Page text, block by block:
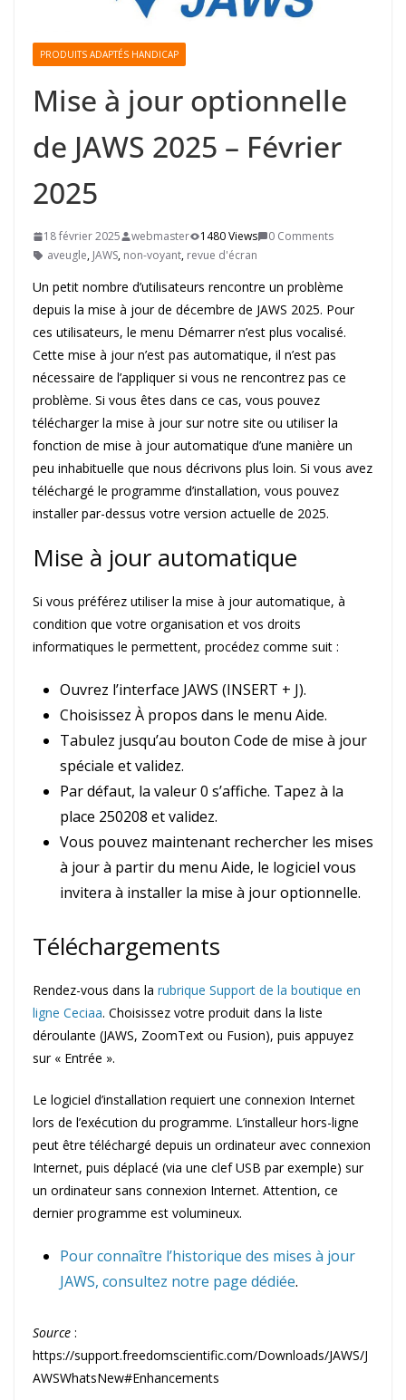
PRODUITS ADAPTÉS HANDICAP
Mise à jour optionnelle
de JAWS 2025 – Février
2025
18 février 2025 webmaster 1480 Views
0 Comments
aveugle, JAWS, non-voyant, revue d'écran
Un petit nombre d’utilisateurs rencontre un problème
depuis la mise à jour de décembre de JAWS 2025. Pour
ces utilisateurs, le menu Démarrer n’est plus vocalisé.
Cette mise à jour n’est pas automatique, il n’est pas
nécessaire de l’appliquer si vous ne rencontrez pas ce
problème. Si vous êtes dans ce cas, vous pouvez
télécharger la mise à jour sur notre site ou utiliser la
fonction de mise à jour automatique d’une manière un
peu inhabituelle que nous décrivons plus loin. Si vous avez
téléchargé le programme d’installation, vous pouvez
installer par-dessus votre version actuelle de 2025.
Mise à jour automatique
Si vous préférez utiliser la mise à jour automatique, à
condition que votre organisation et vos droits
informatiques le permettent, procédez comme suit :
Ouvrez l’interface JAWS (INSERT + J).
Choisissez À propos dans le menu Aide.
Tabulez jusqu’au bouton Code de mise à jour
spéciale et validez.
Par défaut, la valeur 0 s’affiche. Tapez à la
place 250208 et validez.
Vous pouvez maintenant rechercher les mises
à jour à partir du menu Aide, le logiciel vous
invitera à installer la mise à jour optionnelle.
Téléchargements
Rendez-vous dans la rubrique Support de la boutique en
ligne Ceciaa. Choisissez votre produit dans la liste
déroulante (JAWS, ZoomText ou Fusion), puis appuyez
sur « Entrée ».
Le logiciel d’installation requiert une connexion Internet
lors de l’exécution du programme. L’installeur hors-ligne
peut être téléchargé depuis un ordinateur avec connexion
Internet, puis déplacé (via une clef USB par exemple) sur
un ordinateur sans connexion Internet. Attention, ce
dernier programme est volumineux.
Pour connaître l’historique des mises à jour
JAWS, consultez notre page dédiée.
Source :
https://support.freedomscientific.com/Downloads/JAWS/J
AWSWhatsNew#Enhancements